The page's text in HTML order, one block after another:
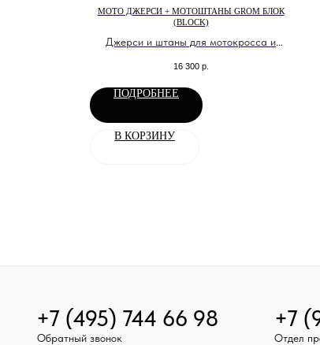
МОТО ДЖЕРСИ + МОТОШТАНЫ GROM БЛОК
(BLOCK)
Джерси и штаны для мотокросса и
16 300 р.
ПОДРОБНЕЕ
В КОРЗИНУ
+7 (495) 744 66 98 +7
Отдел
Обратный звонок